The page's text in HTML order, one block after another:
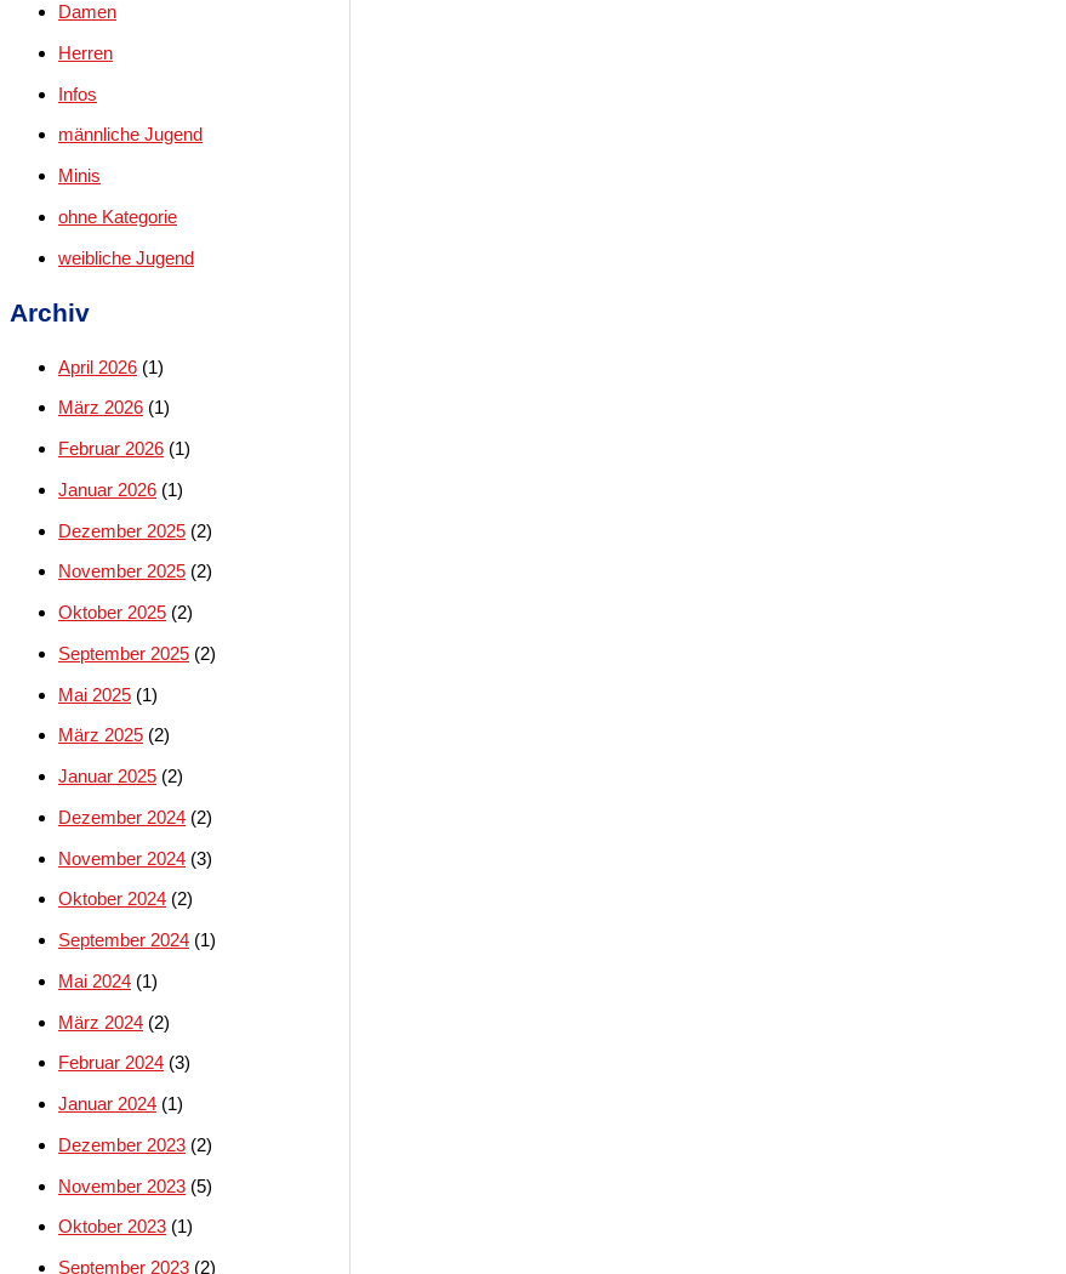
Damen
Herren
Infos
männliche Jugend
Minis
ohne Kategorie
weibliche Jugend
Archiv
April 2026 (1)
März 2026 (1)
Februar 2026 (1)
Januar 2026 (1)
Dezember 2025 (2)
November 2025 (2)
Oktober 2025 (2)
September 2025 (2)
Mai 2025 (1)
März 2025 (2)
Januar 2025 (2)
Dezember 2024 (2)
November 2024 (3)
Oktober 2024 (2)
September 2024 (1)
Mai 2024 (1)
März 2024 (2)
Februar 2024 (3)
Januar 2024 (1)
Dezember 2023 (2)
November 2023 (5)
Oktober 2023 (1)
September 2023 (2)